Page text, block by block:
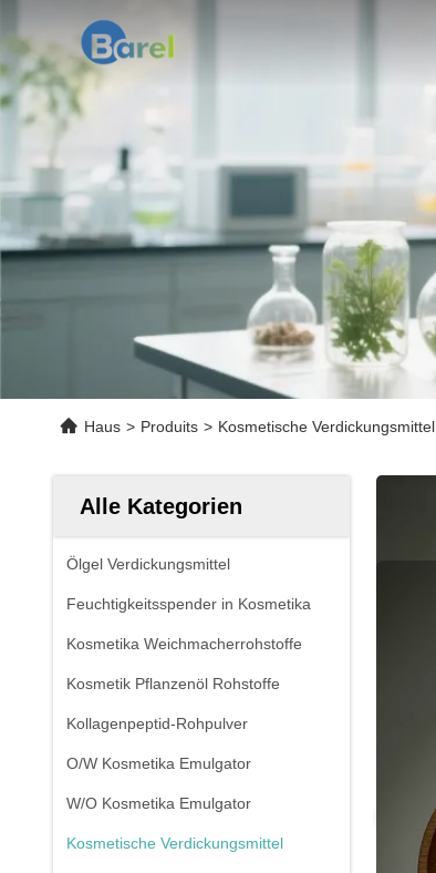
Haus > Produits > Kosmetische Verdickungsmittel
Alle Kategorien
Ölgel Verdickungsmittel
Feuchtigkeitsspender in Kosmetika
Kosmetika Weichmacherrohstoffe
Kosmetik Pflanzenöl Rohstoffe
Kollagenpeptid-Rohpulver
O/W Kosmetika Emulgator
W/O Kosmetika Emulgator
Kosmetische Verdickungsmittel